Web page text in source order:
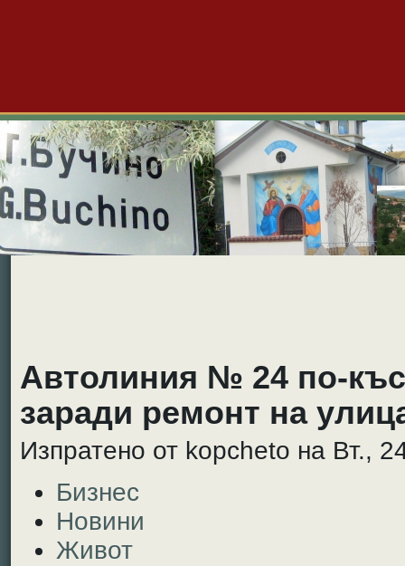
Автолиния № 24 по-
заради ремонт на
Изпратено от kopcheto на Вт.,
Бизнес
Новини
Живот